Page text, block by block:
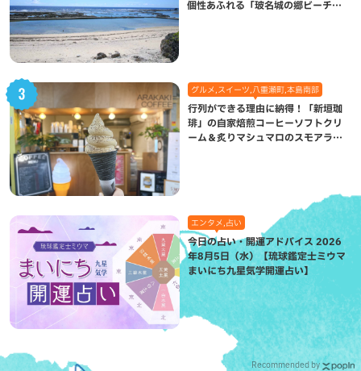
個性あふれる「玻名城の郷ビーチ」
グルメ,スイーツ,八重瀬町,本島南部
行列ができる理由に納得！「新垣珈
琲」の自家焙煎コーヒーソフトクリ
ーム＆炙りマシュマロのスモアラテ
エンタメ,占い
今日の占い・開運アドバイス 2026
年8月5日（水）【琉球鑑定士ミウマ
まいにち九星気学開運占い】
Recommended by